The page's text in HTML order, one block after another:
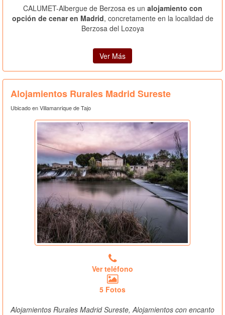
CALUMET-Albergue de Berzosa es un alojamiento con
opción de cenar en Madrid, concretamente en la localidad de
Berzosa del Lozoya
Ver Más
Alojamientos Rurales Madrid Sureste
Ubicado en Villamanrique de Tajo
Ver teléfono
5 Fotos
Alojamientos Rurales Madrid Sureste, Alojamientos con encanto